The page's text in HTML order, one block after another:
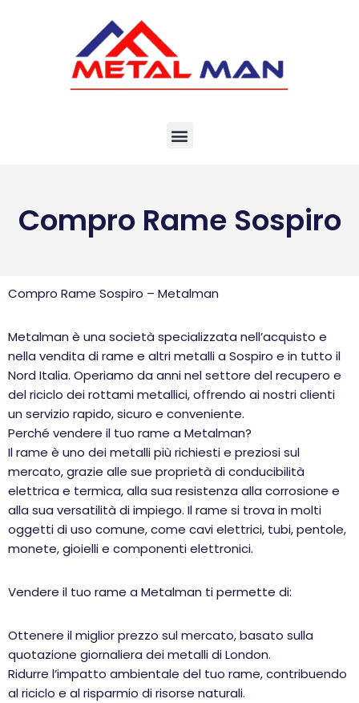
Compro Rame Sospiro
Compro Rame Sospiro – Metalman
Metalman è una società specializzata nell’acquisto e
nella vendita di rame e altri metalli a Sospiro e in tutto il
Nord Italia. Operiamo da anni nel settore del recupero e
del riciclo dei rottami metallici, offrendo ai nostri clienti
un servizio rapido, sicuro e conveniente.
Perché vendere il tuo rame a Metalman?
Il rame è uno dei metalli più richiesti e preziosi sul
mercato, grazie alle sue proprietà di conducibilità
elettrica e termica, alla sua resistenza alla corrosione e
alla sua versatilità di impiego. Il rame si trova in molti
oggetti di uso comune, come cavi elettrici, tubi, pentole,
monete, gioielli e componenti elettronici.
Vendere il tuo rame a Metalman ti permette di:
Ottenere il miglior prezzo sul mercato, basato sulla
quotazione giornaliera dei metalli di London.
Ridurre l’impatto ambientale del tuo rame, contribuendo
al riciclo e al risparmio di risorse naturali.